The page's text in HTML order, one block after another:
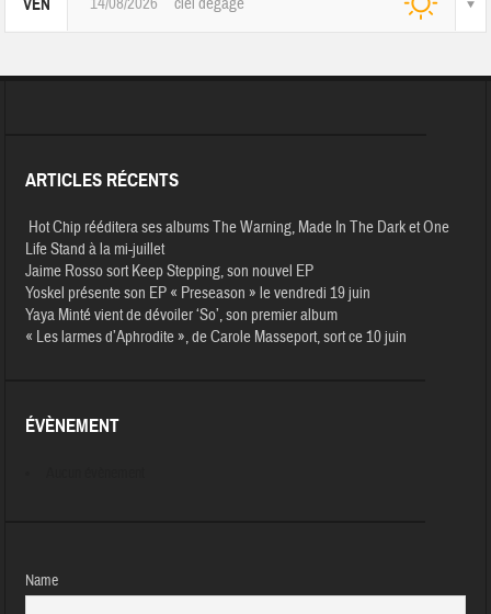
VEN
ARTICLES RÉCENTS
Hot Chip rééditera ses albums The Warning, Made In The Dark et One
Life Stand à la mi-juillet
Jaime Rosso sort Keep Stepping, son nouvel EP
Yoskel présente son EP « Preseason » le vendredi 19 juin
Yaya Minté vient de dévoiler ‘So’, son premier album
« Les larmes d’Aphrodite », de Carole Masseport, sort ce 10 juin
ÉVÈNEMENT
Name